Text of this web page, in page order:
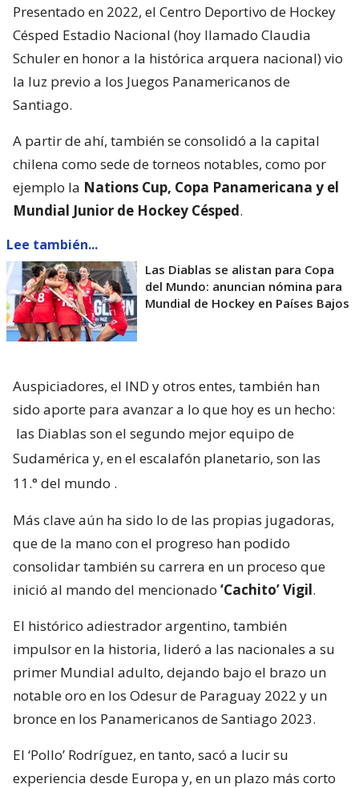
Presentado en 2022, el Centro Deportivo de Hockey
Césped Estadio Nacional (hoy llamado Claudia
Schuler en honor a la histórica arquera nacional) vio
la luz previo a los Juegos Panamericanos de
Santiago.
A partir de ahí, también se consolidó a la capital
chilena como sede de torneos notables, como por
ejemplo la Nations Cup, Copa Panamericana y el
Mundial Junior de Hockey Césped.
Lee también...
Las Diablas se alistan para Copa
del Mundo: anuncian nómina para
Mundial de Hockey en Países Bajos
Auspiciadores, el IND y otros entes, también han
sido aporte para avanzar a lo que hoy es un hecho:
las Diablas son el segundo mejor equipo de
Sudamérica y, en el escalafón planetario, son las
11.° del mundo .
Más clave aún ha sido lo de las propias jugadoras,
que de la mano con el progreso han podido
consolidar también su carrera en un proceso que
inició al mando del mencionado ‘Cachito’ Vigil.
El histórico adiestrador argentino, también
impulsor en la historia, lideró a las nacionales a su
primer Mundial adulto, dejando bajo el brazo un
notable oro en los Odesur de Paraguay 2022 y un
bronce en los Panamericanos de Santiago 2023.
El ‘Pollo’ Rodríguez, en tanto, sacó a lucir su
experiencia desde Europa y, en un plazo más corto